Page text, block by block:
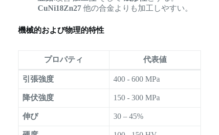
CuNi18Zn27他の合金よりも加工しやすい。
機械的および物理的特性
プロパティ 代表値
引張強度 400 - 600 MPa
降伏強度 150 - 300 MPa
伸び 30 – 45%